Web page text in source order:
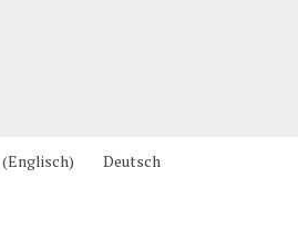
(Englisch) Deutsch